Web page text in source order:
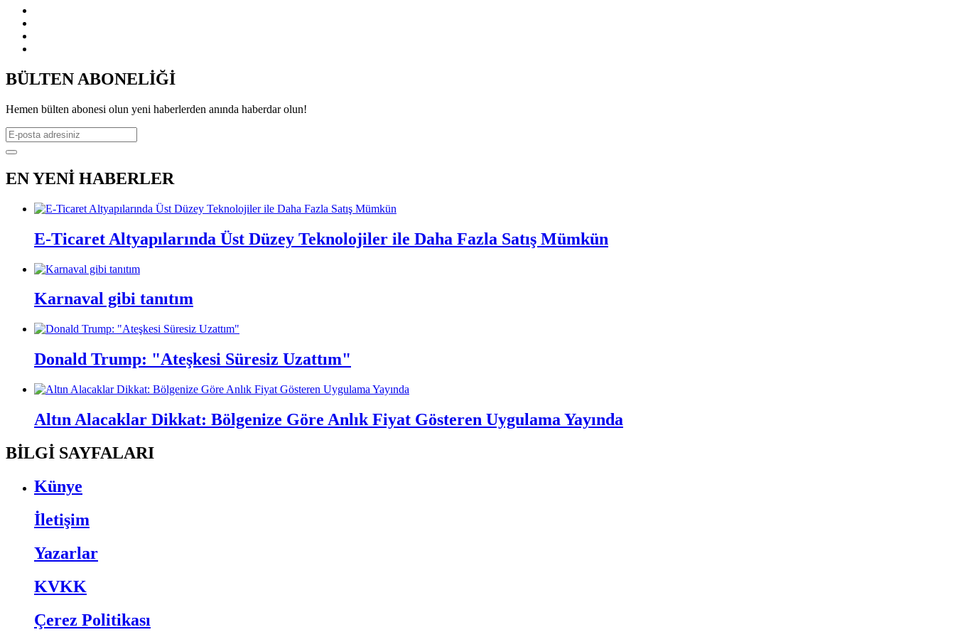
BÜLTEN ABONELİĞİ
Hemen bülten abonesi olun yeni haberlerden anında haberdar olun!
EN YENİ HABERLER
E-Ticaret Altyapılarında Üst Düzey Teknolojiler ile Daha Fazla Satış Mümkün
Karnaval gibi tanıtım
Donald Trump: "Ateşkesi Süresiz Uzattım"
Altın Alacaklar Dikkat: Bölgenize Göre Anlık Fiyat Gösteren Uygulama Yayında
BİLGİ SAYFALARI
Künye
İletişim
Yazarlar
KVKK
Çerez Politikası